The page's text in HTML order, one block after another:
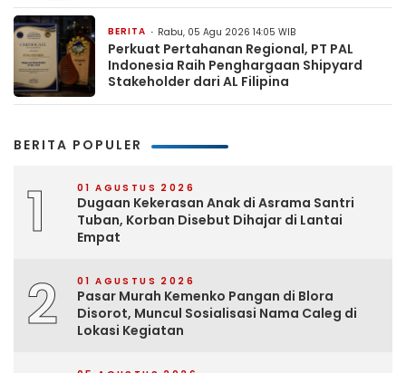
BERITA Rabu, 05 Agu 2026 14:05 WIB
Perkuat Pertahanan Regional, PT PAL
Indonesia Raih Penghargaan Shipyard
Stakeholder dari AL Filipina
BERITA POPULER
1 01 AGUSTUS 2026
Dugaan Kekerasan Anak di Asrama Santri
Tuban, Korban Disebut Dihajar di Lantai
Empat
2 01 AGUSTUS 2026
Pasar Murah Kemenko Pangan di Blora
Disorot, Muncul Sosialisasi Nama Caleg di
Lokasi Kegiatan